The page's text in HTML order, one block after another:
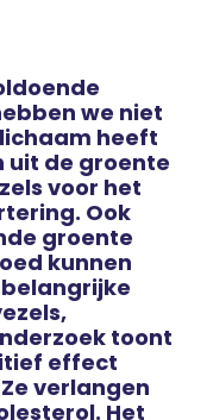
we niet
heeft
uit de groente
voor het
Ook
groente
kunnen
toont
effect
verlangen
Het